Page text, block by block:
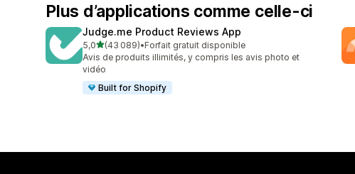
Plus d’applications comme celle-ci
Judge.me Product Reviews App
5,0étoile(s) sur 5
(43 089)
43089 avis au total
•Forfait gratuit disponible
Avis de produits illimités, y compris les avis photo et
vidéo
Built for Shopify